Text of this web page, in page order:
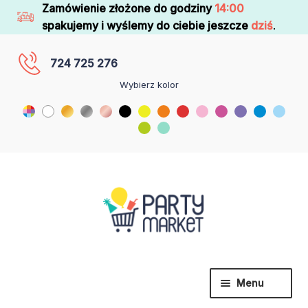
Zamówienie złożone do godziny 14:00
spakujemy i wyślemy do ciebie jeszcze dziś.
724 725 276
Wybierz kolor
Menu